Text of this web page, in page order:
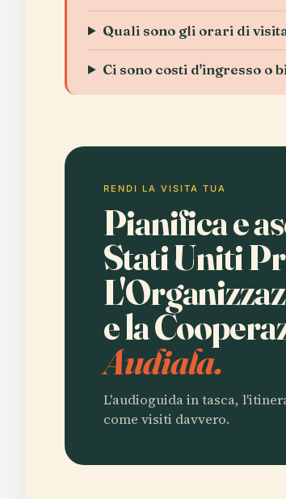
Quali sono gli orari di
Ci sono costi d'ingresso o
RENDI LA VISITA TUA
Pianifica e
Stati Uniti
e la
Audiala.
L'audioguida in tasca,
come visiti davvero.